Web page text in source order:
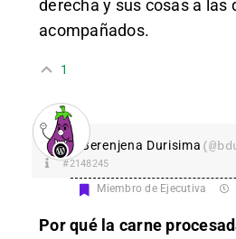
derecha y sus cosas a las
acompañados.
1
Berenjena Durisima
#2148245
Miembro de Ejecutiva
Por qué la carne